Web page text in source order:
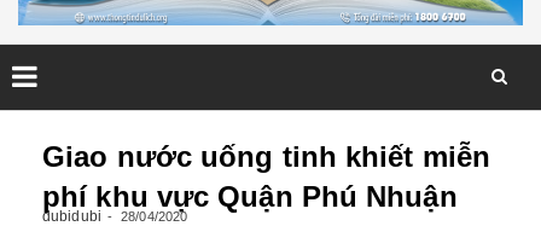
Giao nước uống tinh khiết miễn
phí khu vực Quận Phú Nhuận
dubidubi 28/04/2020